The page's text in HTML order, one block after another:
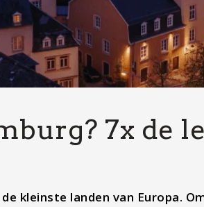
7x de
kleinste landen van Europa.